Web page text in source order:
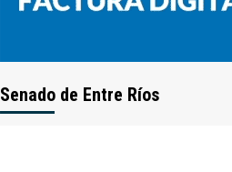
Senado de Entre Ríos